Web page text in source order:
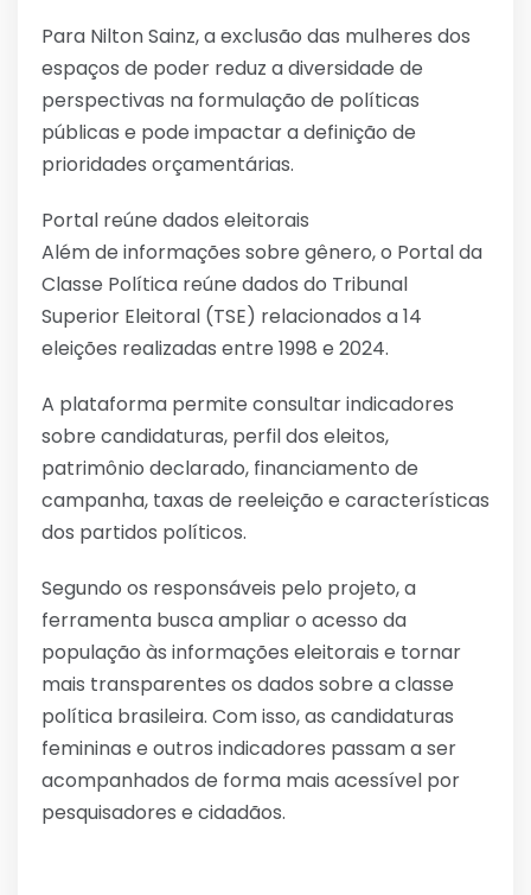
Para Nilton Sainz, a exclusão das mulheres dos
espaços de poder reduz a diversidade de
perspectivas na formulação de políticas
públicas e pode impactar a definição de
prioridades orçamentárias.
Portal reúne dados eleitorais
Além de informações sobre gênero, o Portal da
Classe Política reúne dados do Tribunal
Superior Eleitoral (TSE) relacionados a 14
eleições realizadas entre 1998 e 2024.
A plataforma permite consultar indicadores
sobre candidaturas, perfil dos eleitos,
patrimônio declarado, financiamento de
campanha, taxas de reeleição e características
dos partidos políticos.
Segundo os responsáveis pelo projeto, a
ferramenta busca ampliar o acesso da
população às informações eleitorais e tornar
mais transparentes os dados sobre a classe
política brasileira. Com isso, as candidaturas
femininas e outros indicadores passam a ser
acompanhados de forma mais acessível por
pesquisadores e cidadãos.